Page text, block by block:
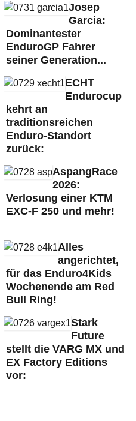
Josep
Garcia:
Dominantester
EnduroGP Fahrer
seiner Generation...
ECHT
Endurocup
kehrt an
traditionsreichen
Enduro-Standort
zurück:
AspangRace
2026:
Verlosung einer KTM
EXC-F 250 und mehr!
Alles
angerichtet,
für das Enduro4Kids
Wochenende am Red
Bull Ring!
Stark
Future
stellt die VARG MX und
EX Factory Editions
vor: